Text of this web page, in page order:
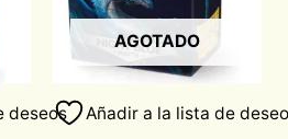
deseos
AGOTADO
Añadir a la lista de